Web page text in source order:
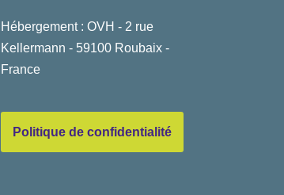
Hébergement : OVH - 2 rue
Kellermann - 59100 Roubaix -
France
Politique de confidentialité